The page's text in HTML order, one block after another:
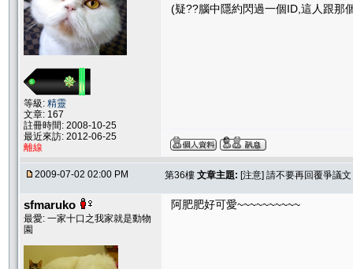
等級: 精靈
文章: 167
註冊時間: 2008-10-25
最近來訪: 2012-06-25
離線
(疑??腦中隱約閃過一個ID,這人跟那
2009-07-02 02:00 PM 第36樓 文章主題: [注意] 請不要再回覆爭議
sfmaruko
最愛: 一家十口之我家就是動物
園
阿肥肥好可愛~~~~~~~~~~